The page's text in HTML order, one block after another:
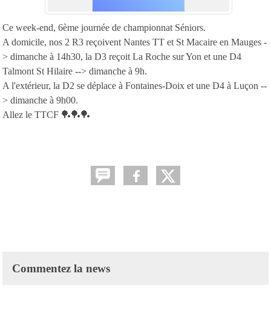
Ce week-end, 6ème journée de championnat Séniors.
A domicile, nos 2 R3 reçoivent Nantes TT et St Macaire en Mauges -
> dimanche à 14h30, la D3 reçoit La Roche sur Yon et une D4
Talmont St Hilaire --> dimanche à 9h.
A l'extérieur, la D2 se déplace à Fontaines-Doix et une D4 à Luçon --
> dimanche à 9h00.
Allez le TTCF 🏓🏓🏓
Commentez la news